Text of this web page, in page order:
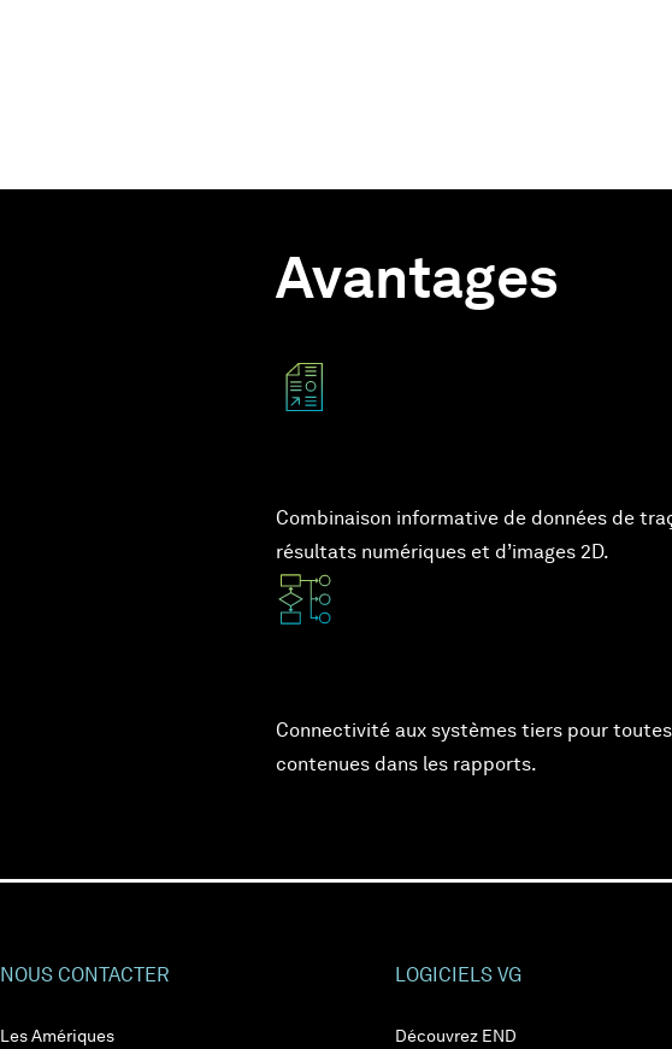
Avantages
Combinaison informative de données de
résultats numériques et d’images 2D.
Connectivité aux systèmes tiers pour
contenues dans les rapports.
NOUS CONTACTER
Les Amériques
LOGICIELS VG
Découvrez END